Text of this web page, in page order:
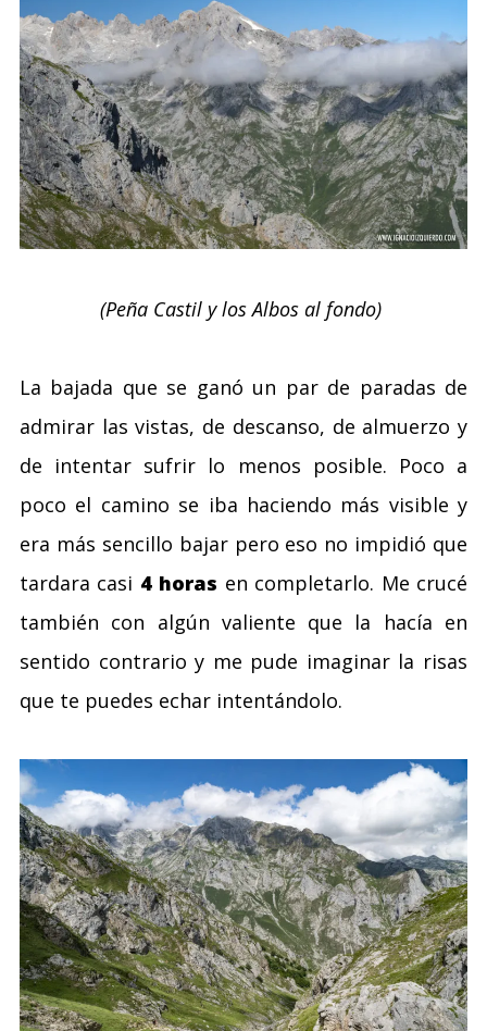
(Peña Castil y los Albos al fondo)
La bajada que se ganó un par de paradas de
admirar las vistas, de descanso, de almuerzo y
de intentar sufrir lo menos posible. Poco a
poco el camino se iba haciendo más visible y
era más sencillo bajar pero eso no impidió que
tardara casi 4 horas en completarlo. Me crucé
también con algún valiente que la hacía en
sentido contrario y me pude imaginar la risas
que te puedes echar intentándolo.